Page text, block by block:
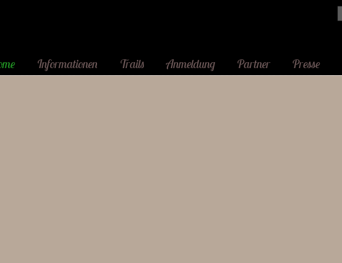
Informationen Trails Anmeldung Partner Presse